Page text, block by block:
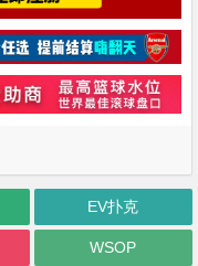
EV扑克
WSOP